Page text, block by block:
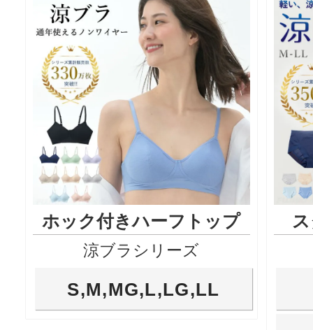
ホック付きハーフトップ
涼ブラシリーズ
S,M,MG,L,LG,LL